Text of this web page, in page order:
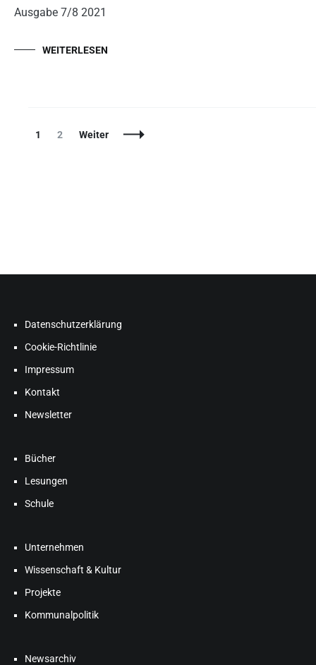
Ausgabe 7/8 2021
WEITERLESEN
1 2 Weiter
Datenschutzerklärung
Cookie-Richtlinie
Impressum
Kontakt
Newsletter
Bücher
Lesungen
Schule
Unternehmen
Wissenschaft & Kultur
Projekte
Kommunalpolitik
Newsarchiv